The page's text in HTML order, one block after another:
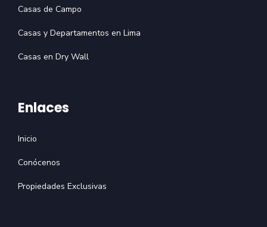
Casas de Campo
Casas y Departamentos en Lima
Casas en Dry Wall
Enlaces
Inicio
Conócenos
Propiedades Exclusivas